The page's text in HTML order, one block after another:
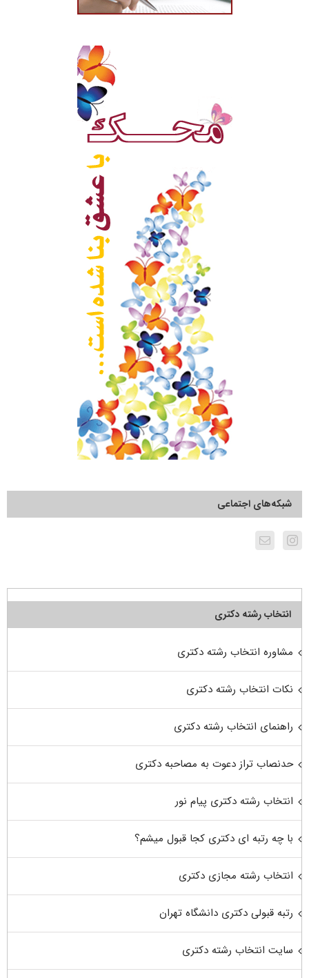
شبکه‌های اجتماعی
انتخاب رشته دکتری
مشاوره انتخاب رشته دکتری
نکات انتخاب رشته دکتری
راهنمای انتخاب رشته دکتری
حدنصاب تراز دعوت به مصاحبه دکتری
انتخاب رشته دکتری پیام نور
با چه رتبه ای دکتری کجا قبول میشم؟
انتخاب رشته مجازی دکتری
رتبه قبولی دکتری دانشگاه تهران
سایت انتخاب رشته دکتری